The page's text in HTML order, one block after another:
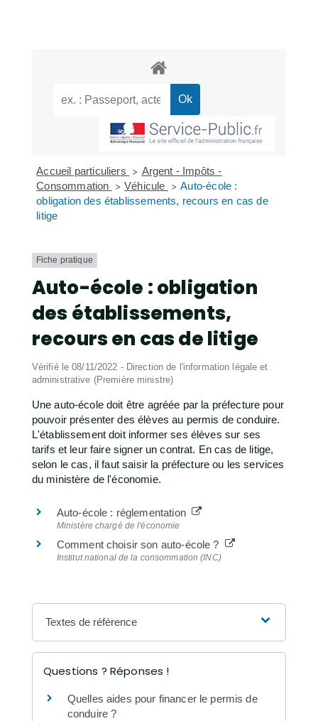
Accueil particuliers > Argent - Impôts -
Consommation
> Véhicule > Auto-école :
obligation des établissements, recours en cas de
litige
Fiche pratique
Auto-école : obligation
des établissements,
recours en cas de litige
Vérifié le 08/11/2022 - Direction de l'information légale et
administrative (Première ministre)
Une auto-école doit être agréée par la préfecture pour
pouvoir présenter des élèves au permis de conduire.
L'établissement doit informer ses élèves sur ses
tarifs et leur faire signer un contrat. En cas de litige,
selon le cas, il faut saisir la préfecture ou les services
du ministère de l'économie.
Auto-école : réglementation
Ministère chargé de l'économie
Comment choisir son auto-école ?
Institut national de la consommation (INC)
Textes de référence
Questions ? Réponses !
Quelles aides pour financer le permis de
conduire ?